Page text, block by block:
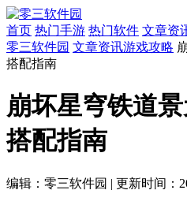
首页 热门手游 热门软件 文章资
零三软件园 文章资讯游戏攻略
搭配指南
崩坏星穹铁道
搭配指南
编辑：零三软件园 | 更新时间：